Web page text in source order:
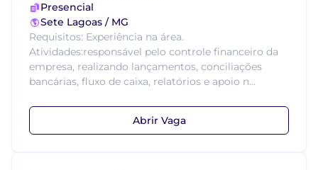
Presencial
Sete Lagoas / MG
Requisitos: Experiência na área.
Atividades:responsável pelo controle financeiro da
empresa, realizando lançamentos, conciliações
bancárias, fluxo de caixa, relatórios e apoio n...
Abrir Vaga